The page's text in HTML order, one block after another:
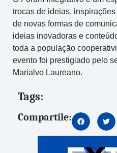
trocas de ideias,
de novas formas de
ideias inovadoras e
toda a população
evento foi prestigiado pelo
Marialvo Laureano.
Tags:
Compartile: